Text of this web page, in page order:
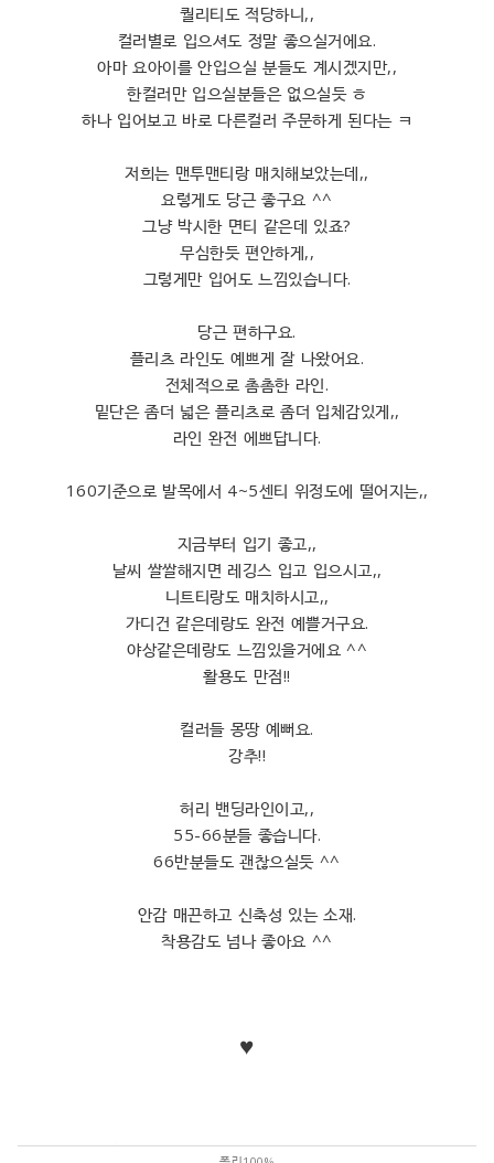
퀄리티도 적당하니,,
컬러별로 입으셔도 정말 좋으실거에요.
아마 요아이를 안입으실 분들도 계시겠지만,,
한컬러만 입으실분들은 없으실듯 ㅎ
하나 입어보고 바로 다른컬러 주문하게 된다는 ㅋ
저희는 맨투맨티랑 매치해보았는데,,
요렇게도 당근 좋구요 ^^
그냥 박시한 면티 같은데 있죠?
무심한듯 편안하게,,
그렇게만 입어도 느낌있습니다.
당근 편하구요.
플리츠 라인도 예쁘게 잘 나왔어요.
전체적으로 촘촘한 라인.
밑단은 좀더 넓은 플리츠로 좀더 입체감있게,,
라인 완전 에쁘답니다.
160기준으로 발목에서 4~5센티 위정도에 떨어지는,,
지금부터 입기 좋고,,
날씨 쌀쌀해지면 레깅스 입고 입으시고,,
니트티랑도 매치하시고,,
가디건 같은데랑도 완전 예쁠거구요.
야상같은데랑도 느낌있을거에요 ^^
활용도 만점!!
컬러들 몽땅 예뻐요.
강추!!
허리 밴딩라인이고,,
55-66분들 좋습니다.
66반분들도 괜찮으실듯 ^^
안감 매끈하고 신축성 있는 소재.
착용감도 넘나 좋아요 ^^
♥